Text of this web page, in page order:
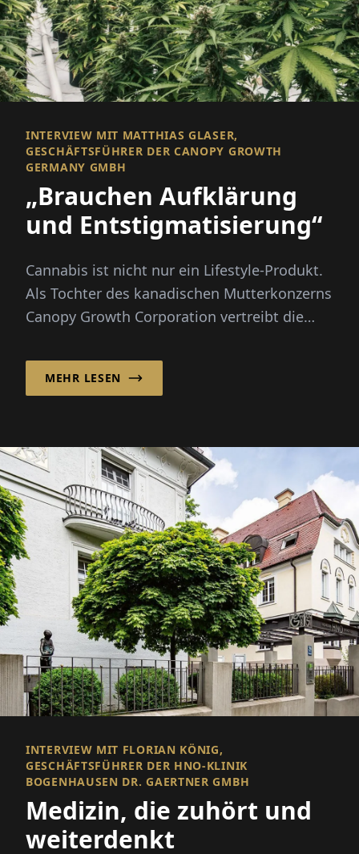
INTERVIEW MIT MATTHIAS GLASER,
GESCHÄFTSFÜHRER DER CANOPY GROWTH
GERMANY GMBH
„Brauchen Aufklärung
und Entstigmatisierung“
Cannabis ist nicht nur ein Lifestyle-Produkt.
Als Tochter des kanadischen Mutterkonzerns
Canopy Growth Corporation vertreibt die
MEHR LESEN
INTERVIEW MIT FLORIAN KÖNIG,
GESCHÄFTSFÜHRER DER HNO-KLINIK
BOGENHAUSEN DR. GAERTNER GMBH
Medizin, die zuhört und
weiterdenkt